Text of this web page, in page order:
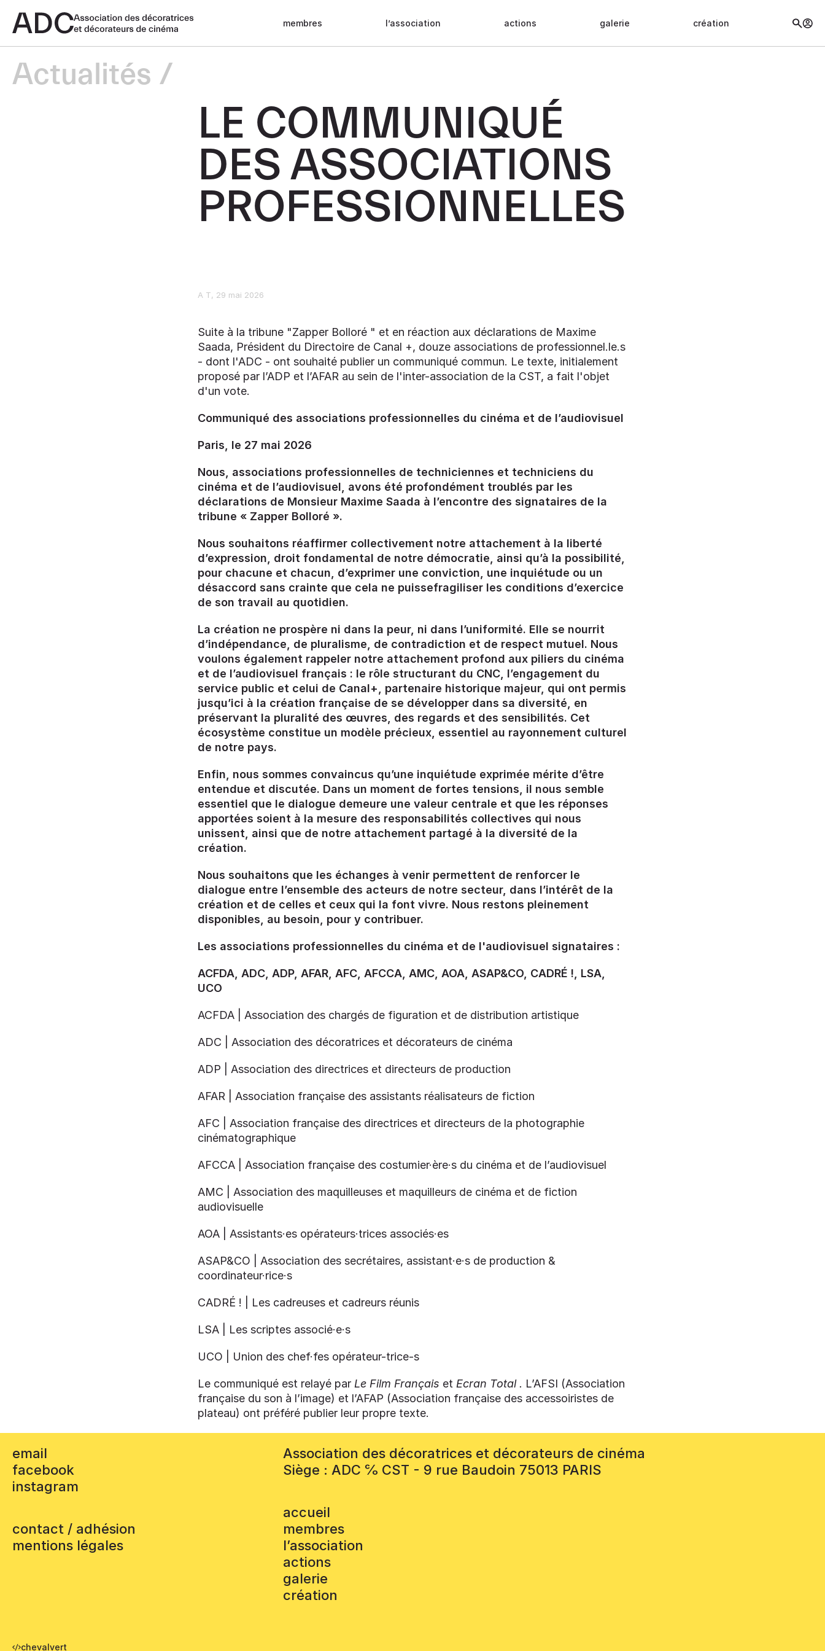
membres l’association actions galerie création
Actualités
LE COMMUNIQUÉ
DES ASSOCIATIONS
PROFESSIONNELLES
A T 29 mai 2026
Suite à la tribune "Zapper Bolloré " et en réaction aux déclarations de Maxime
Saada, Président du Directoire de Canal +, douze associations de professionnel.le.s
- dont l'ADC - ont souhaité publier un communiqué commun. Le texte, initialement
proposé par l’ADP et l’AFAR au sein de l'inter-association de la CST, a fait l'objet
d'un vote.
Communiqué des associations professionnelles du cinéma et de l’audiovisuel
Paris, le 27 mai 2026
Nous, associations professionnelles de techniciennes et techniciens du
cinéma et de l’audiovisuel, avons été profondément troublés par les
déclarations de Monsieur Maxime Saada à l’encontre des signataires de la
tribune « Zapper Bolloré ».
Nous souhaitons réaffirmer collectivement notre attachement à la liberté
d’expression, droit fondamental de notre démocratie, ainsi qu’à la possibilité,
pour chacune et chacun, d’exprimer une conviction, une inquiétude ou un
désaccord sans crainte que cela ne puissefragiliser les conditions d’exercice
de son travail au quotidien.
La création ne prospère ni dans la peur, ni dans l’uniformité. Elle se nourrit
d’indépendance, de pluralisme, de contradiction et de respect mutuel. Nous
voulons également rappeler notre attachement profond aux piliers du cinéma
et de l’audiovisuel français : le rôle structurant du CNC, l’engagement du
service public et celui de Canal+, partenaire historique majeur, qui ont permis
jusqu’ici à la création française de se développer dans sa diversité, en
préservant la pluralité des œuvres, des regards et des sensibilités. Cet
écosystème constitue un modèle précieux, essentiel au rayonnement culturel
de notre pays.
Enfin, nous sommes convaincus qu’une inquiétude exprimée mérite d’être
entendue et discutée. Dans un moment de fortes tensions, il nous semble
essentiel que le dialogue demeure une valeur centrale et que les réponses
apportées soient à la mesure des responsabilités collectives qui nous
unissent, ainsi que de notre attachement partagé à la diversité de la
création.
Nous souhaitons que les échanges à venir permettent de renforcer le
dialogue entre l’ensemble des acteurs de notre secteur, dans l’intérêt de la
création et de celles et ceux qui la font vivre. Nous restons pleinement
disponibles, au besoin, pour y contribuer.
Les associations professionnelles du cinéma et de l'audiovisuel signataires :
ACFDA, ADC, ADP, AFAR, AFC, AFCCA, AMC, AOA, ASAP&CO, CADRÉ !, LSA,
UCO
ACFDA | Association des chargés de figuration et de distribution artistique
ADC | Association des décoratrices et décorateurs de cinéma
ADP | Association des directrices et directeurs de production
AFAR | Association française des assistants réalisateurs de fiction
AFC | Association française des directrices et directeurs de la photographie
cinématographique
AFCCA | Association française des costumier·ère·s du cinéma et de l’audiovisuel
AMC | Association des maquilleuses et maquilleurs de cinéma et de fiction
audiovisuelle
AOA | Assistants·es opérateurs·trices associés·es
ASAP&CO | Association des secrétaires, assistant·e·s de production &
coordinateur·rice·s
CADRÉ ! | Les cadreuses et cadreurs réunis
LSA | Les scriptes associé·e·s
UCO | Union des chef·fes opérateur-trice-s
Le communiqué est relayé par Le Film Français et Ecran Total . L’AFSI (Association
française du son à l’image) et l’AFAP (Association française des accessoiristes de
plateau) ont préféré publier leur propre texte.
email
facebook
instagram
contact / adhésion
mentions légales
Association des décoratrices et décorateurs de cinéma
Siège : ADC ℅ CST - 9 rue Baudoin 75013 PARIS
accueil
membres
l’association
actions
galerie
création
chevalvert